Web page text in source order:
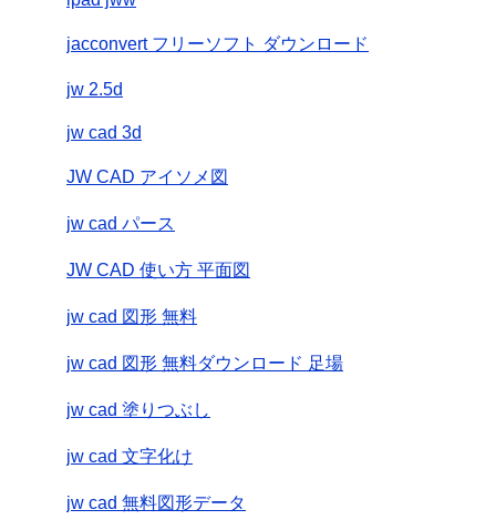
jacconvert フリーソフト ダウンロード
jw 2.5d
jw cad 3d
JW CAD アイソメ図
jw cad パース
JW CAD 使い方 平面図
jw cad 図形 無料
jw cad 図形 無料ダウンロード 足場
jw cad 塗りつぶし
jw cad 文字化け
jw cad 無料図形データ